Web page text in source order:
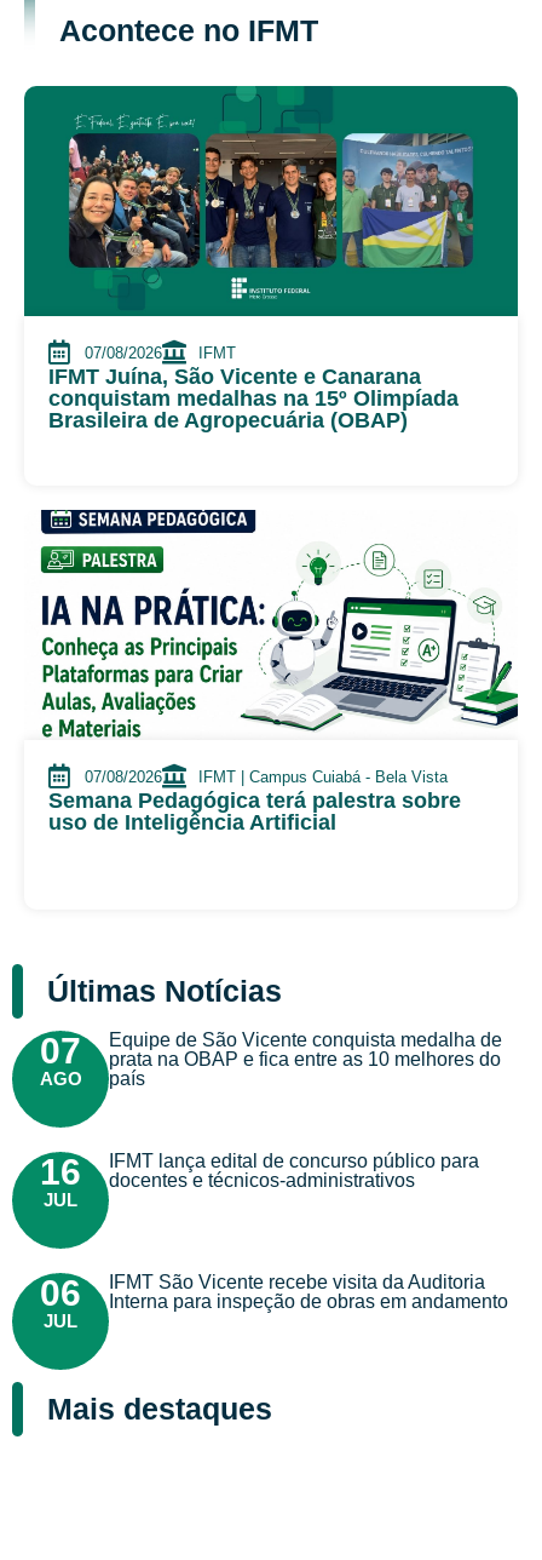
Acontece no IFMT
07/08/2026 IFMT
IFMT Juína, São Vicente e Canarana
conquistam medalhas na 15º Olimpíada
Brasileira de Agropecuária (OBAP)
07/08/2026 IFMT | Campus Cuiabá - Bela Vista
Semana Pedagógica terá palestra sobre
uso de Inteligência Artificial
Últimas Notícias
07
AGO
Equipe de São Vicente conquista medalha de
prata na OBAP e fica entre as 10 melhores do
país
16
JUL
IFMT lança edital de concurso público para
docentes e técnicos-administrativos
06
JUL
IFMT São Vicente recebe visita da Auditoria
Interna para inspeção de obras em andamento
Mais destaques